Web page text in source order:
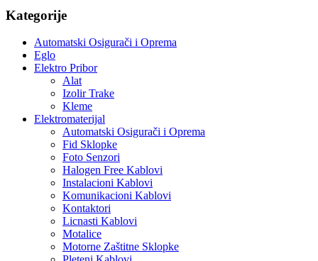
Kategorije
Automatski Osigurači i Oprema
Eglo
Elektro Pribor
Alat
Izolir Trake
Kleme
Elektromaterijal
Automatski Osigurači i Oprema
Fid Sklopke
Foto Senzori
Halogen Free Kablovi
Instalacioni Kablovi
Komunikacioni Kablovi
Kontaktori
Licnasti Kablovi
Motalice
Motorne Zaštitne Sklopke